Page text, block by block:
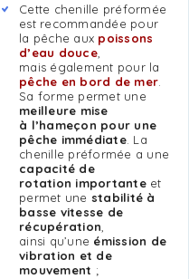
Cette chenille préformée
est recommandée pour
la pêche aux poissons
d’eau douce,
mais également pour la
pêche en bord de mer
Sa forme permet une
meilleure mise
à l’hameçon pour une
pêche immédiate. La
chenille préformée a une
capacité de
rotation importanteet
permet une stabilité à
basse vitesse de
récupération
ainsi qu’une émission de
vibration et de
mouvement ;